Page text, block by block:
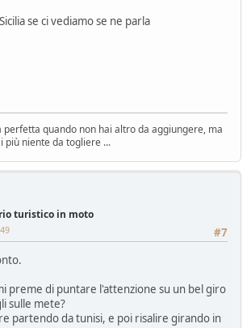
se ci vediamo se ne parla
perfetta quando non hai altro da aggiungere, ma
più niente da togliere ...
turistico in moto
#7
preme di puntare l'attenzione su un bel giro
sulle mete?
partendo da tunisi, e poi risalire girando in